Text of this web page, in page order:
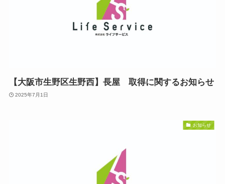
【大阪市生野区生野西】長屋 取得に関するお知らせ
2025年7月1日
お知らせ